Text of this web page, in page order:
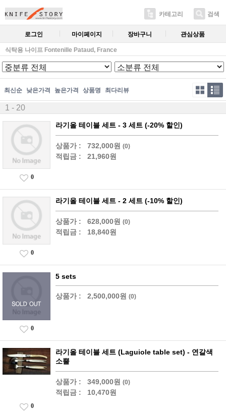
카테고리 검색
로그인 마이페이지 장바구니 관심상품
식탁용 나이프 Fontenille Pataud, France
최신순 낮은가격 높은가격 상품명 최다리뷰
1 - 20
라기올 테이블 세트 - 3 세트 (-20% 할인)
상품가 : 732,000원 (0)
적립금 : 21,960원
0
라기올 테이블 세트 - 2 세트 (-10% 할인)
상품가 : 628,000원 (0)
적립금 : 18,840원
0
5 sets
상품가 : 2,500,000원 (0)
0
라기올 테이블 세트 (Laguiole table set) - 연갈색
소뿔
상품가 : 349,000원 (0)
적립금 : 10,470원
0